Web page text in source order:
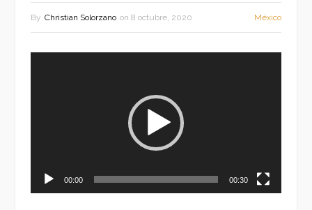
By Christian Solorzano on 8 octubre, 2020 México
00:00 00:30